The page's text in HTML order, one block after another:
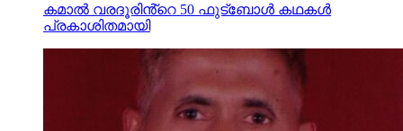
കമാൽ വരദൂരിൻ്റെ 50 ഫുട്ബോൾ കഥകൾ
പ്രകാശിതമായി